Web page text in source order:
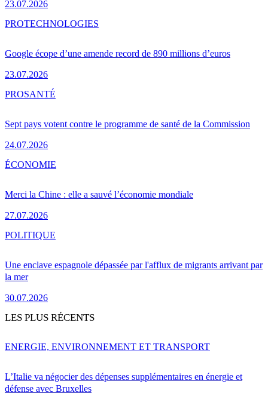
23.07.2026
Google écope d’une amende record de 890 millions d’euros
23.07.2026
PROTECHNOLOGIES
Sept pays votent contre le programme de santé de la Commission
24.07.2026
PROSANTÉ
Merci la Chine : elle a sauvé l’économie mondiale
27.07.2026
ÉCONOMIE
Une enclave espagnole dépassée par l'afflux de migrants arrivant par
la mer
30.07.2026
POLITIQUE
LES PLUS RÉCENTS
L’Italie va négocier des dépenses supplémentaires en énergie et
défense avec Bruxelles
ENERGIE, ENVIRONNEMENT ET TRANSPORT